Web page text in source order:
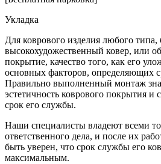
Укладка
Для коврового изделия любого типа,
высокохудожественный ковер, или
покрытие, качество того, как его
основных факторов, определяющих
Правильно выполненный монтаж
эстетичность коврового покрытия и
срок его службы.
Наши специалисты владеют всеми
ответственного дела, и после их
быть уверен, что срок службы его
максимальным.